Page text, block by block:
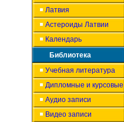
Латвия
Астероиды Латвии
Календарь
Библиотека
Учебная литература
Дипломные и курсовые
Аудио записи
Видео записи